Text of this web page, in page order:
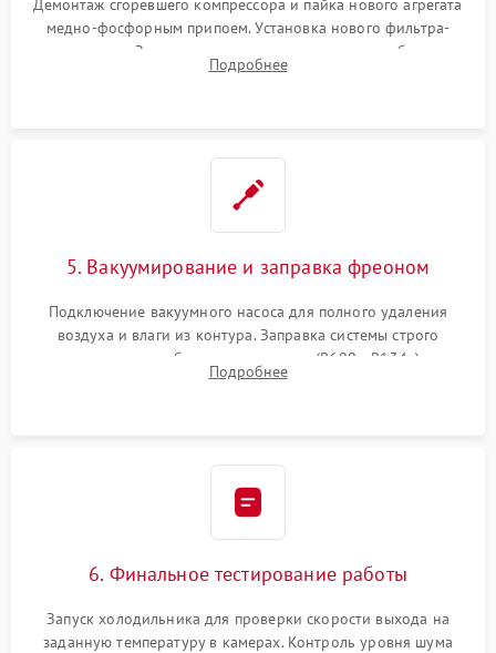
Демонтаж сгоревшего компрессора и пайка нового агрегата
медно-фосфорным припоем. Установка нового фильтра-
осушителя. Замена изношенных вентиляторов обдува,
сломанных заслонок или поврежденных дверных петель.
Подробнее
5. Вакуумирование и заправка фреоном
Подключение вакуумного насоса для полного удаления
воздуха и влаги из контура. Заправка системы строго
дозированным объемом хладагента (R600a, R134a) по
электронным весам. Контроль рабочего давления в системе.
Подробнее
6. Финальное тестирование работы
Запуск холодильника для проверки скорости выхода на
заданную температуру в камерах. Контроль уровня шума